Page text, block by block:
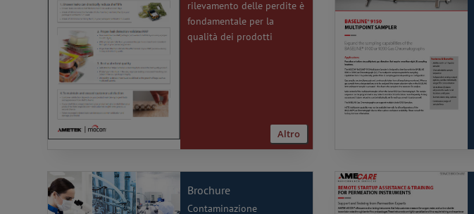
rilevamento delle perdite è
fondamentale per la
qualità dei prodotti
Altro
Brochure
Contaminazione